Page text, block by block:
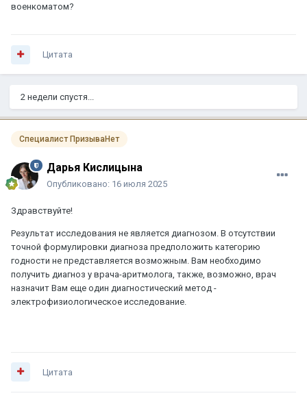
военкоматом?
Цитата
2 недели спустя...
Специалист ПризываНет
Дарья Кислицына
Опубликовано: 16 июля 2025
Здравствуйте!
Результат исследования не является диагнозом. В отсутствии
точной формулировки диагноза предположить категорию
годности не представляется возможным. Вам необходимо
получить диагноз у врача-аритмолога, также, возможно, врач
назначит Вам еще один диагностический метод -
электрофизиологическое исследование.
Цитата